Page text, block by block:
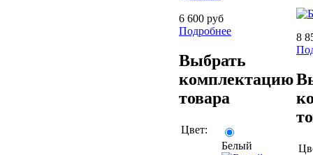
6 600 руб
Подробнее
Выбрать
комплектацию
товара
Цвет:
Белый
8